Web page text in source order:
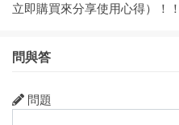
立即購買來分享使用心得）！！
問與答
問題